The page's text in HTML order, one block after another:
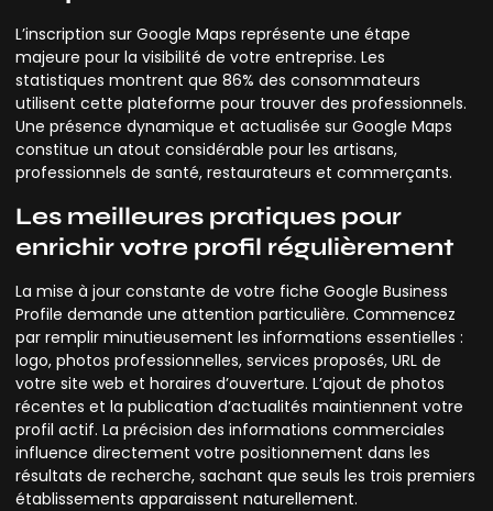
L’inscription sur Google Maps représente une étape
majeure pour la visibilité de votre entreprise. Les
statistiques montrent que 86% des consommateurs
utilisent cette plateforme pour trouver des professionnels.
Une présence dynamique et actualisée sur Google Maps
constitue un atout considérable pour les artisans,
professionnels de santé, restaurateurs et commerçants.
Les meilleures pratiques pour
enrichir votre profil régulièrement
La mise à jour constante de votre fiche Google Business
Profile demande une attention particulière. Commencez
par remplir minutieusement les informations essentielles :
logo, photos professionnelles, services proposés, URL de
votre site web et horaires d’ouverture. L’ajout de photos
récentes et la publication d’actualités maintiennent votre
profil actif. La précision des informations commerciales
influence directement votre positionnement dans les
résultats de recherche, sachant que seuls les trois premiers
établissements apparaissent naturellement.